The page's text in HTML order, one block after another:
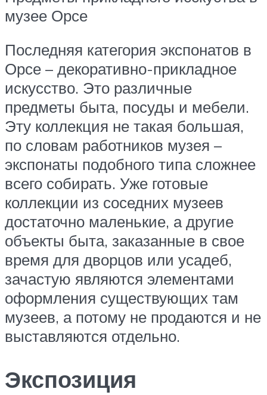
музее Орсе
Последняя категория экспонатов в
Орсе – декоративно-прикладное
искусство. Это различные
предметы быта, посуды и мебели.
Эту коллекция не такая большая,
по словам работников музея –
экспонаты подобного типа сложнее
всего собирать. Уже готовые
коллекции из соседних музеев
достаточно маленькие, а другие
объекты быта, заказанные в свое
время для дворцов или усадеб,
зачастую являются элементами
оформления существующих там
музеев, а потому не продаются и не
выставляются отдельно.
Экспозиция